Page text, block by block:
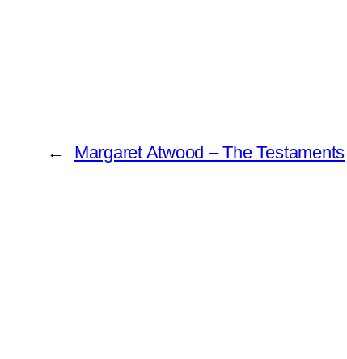
← Margaret Atwood – The Testaments